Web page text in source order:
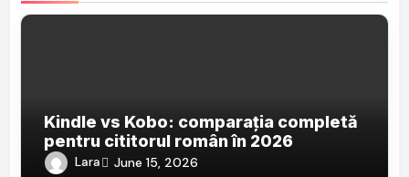
Kindle vs Kobo: comparația completă
pentru cititorul român în 2026
Lara June 15, 2026